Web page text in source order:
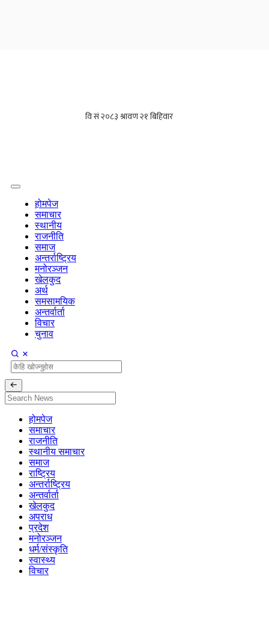
होमपेज
समाचार
स्थानीय
राजनीति
समाज
अन्तर्राष्ट्रिय
मनोरञ्जन
खेलकुद
अर्थ
समसामयिक
अन्तर्वार्ता
विचार
चुनाव
होमपेज
समाचार
राजनीति
स्थानीय समाचार
समाज
राष्ट्रिय
अन्तर्राष्ट्रिय
अन्तर्वार्ता
खेलकुद
अपराध
प्रदेश
मनोरञ्जन
धर्म/संस्कृति
स्वास्थ्य
विचार